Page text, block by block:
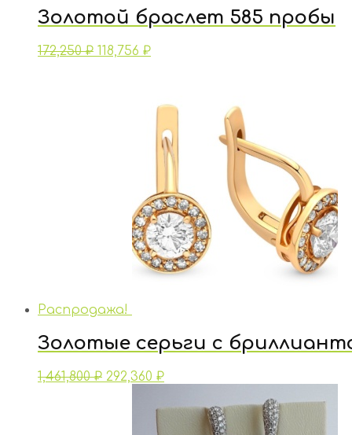
Золотой браслет 585 пробы
172,250₽ 118,756 ₽
Распродажа!
Золотые серьги с
1,461,800₽ 292,360 ₽